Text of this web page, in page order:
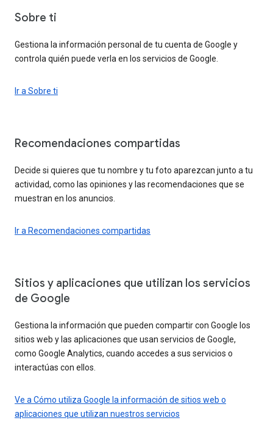
Sobre ti
Gestiona la información personal de tu cuenta de Google y
controla quién puede verla en los servicios de Google.
Ir a Sobre ti
Recomendaciones compartidas
Decide si quieres que tu nombre y tu foto aparezcan junto a tu
actividad, como las opiniones y las recomendaciones que se
muestran en los anuncios.
Ir a Recomendaciones compartidas
Sitios y aplicaciones que utilizan los servicios
de Google
Gestiona la información que pueden compartir con Google los
sitios web y las aplicaciones que usan servicios de Google,
como Google Analytics, cuando accedes a sus servicios o
interactúas con ellos.
Ve a Cómo utiliza Google la información de sitios web o
aplicaciones que utilizan nuestros servicios